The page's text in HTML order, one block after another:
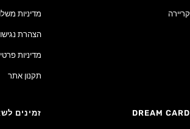
קריירה מדיניות
הצהרת
מדיניות
תקנון אתר
DREAM CARD זמינים